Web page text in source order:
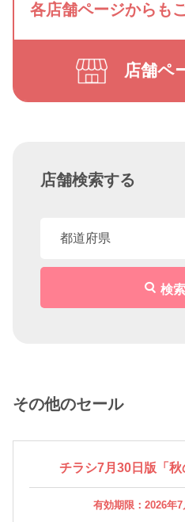
各店舗ページからも
店舗ペ
店舗検索する
検
その他のセール
チラシ7月30日版「秋
有効期限：2026年7